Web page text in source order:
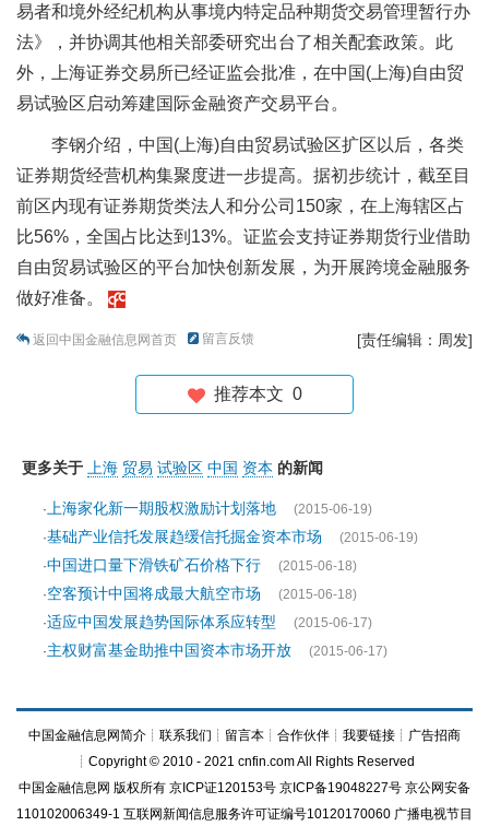
易者和境外经纪机构从事境内特定品种期货交易管理暂行办
法》，并协调其他相关部委研究出台了相关配套政策。此
外，上海证券交易所已经证监会批准，在中国(上海)自由贸
易试验区启动筹建国际金融资产交易平台。
李钢介绍，中国(上海)自由贸易试验区扩区以后，各类
证券期货经营机构集聚度进一步提高。据初步统计，截至目
前区内现有证券期货类法人和分公司150家，在上海辖区占
比56%，全国占比达到13%。证监会支持证券期货行业借助
自由贸易试验区的平台加快创新发展，为开展跨境金融服务
做好准备。
返回中国金融信息网首页 留言反馈 [责任编辑：周发]
推荐本文 0
更多关于 上海 贸易 试验区 中国 资本 的新闻
· 上海家化新一期股权激励计划落地
(2015-06-19)
·基础产业信托发展趋缓信托掘金资本市场
(2015-06-19)
·中国进口量下滑铁矿石价格下行
(2015-06-18)
·空客预计中国将成最大航空市场
(2015-06-18)
·适应中国发展趋势国际体系应转型
(2015-06-17)
·主权财富基金助推中国资本市场开放 (2015-06-17)
中国金融信息网简介 ┊ 联系我们 ┊ 留言本 ┊ 合作伙伴 ┊ 我要链接 ┊ 广告招商
┊Copyright © 2010 - 2021 cnfin.com All Rights Reserved
中国金融信息网 版权所有 京ICP证120153号 京ICP备19048227号 京公网安备
110102006349-1 互联网新闻信息服务许可证编号10120170060 广播电视节目